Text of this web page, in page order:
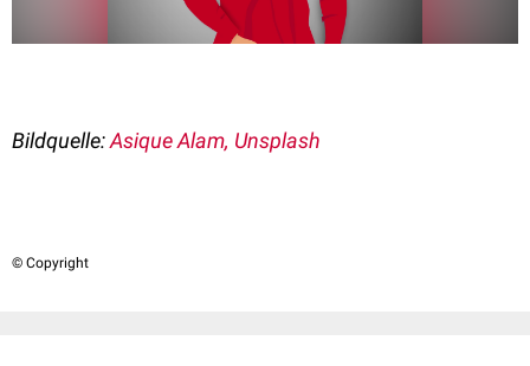
Bildquelle:Asique Alam, Unsplash
© Copyright